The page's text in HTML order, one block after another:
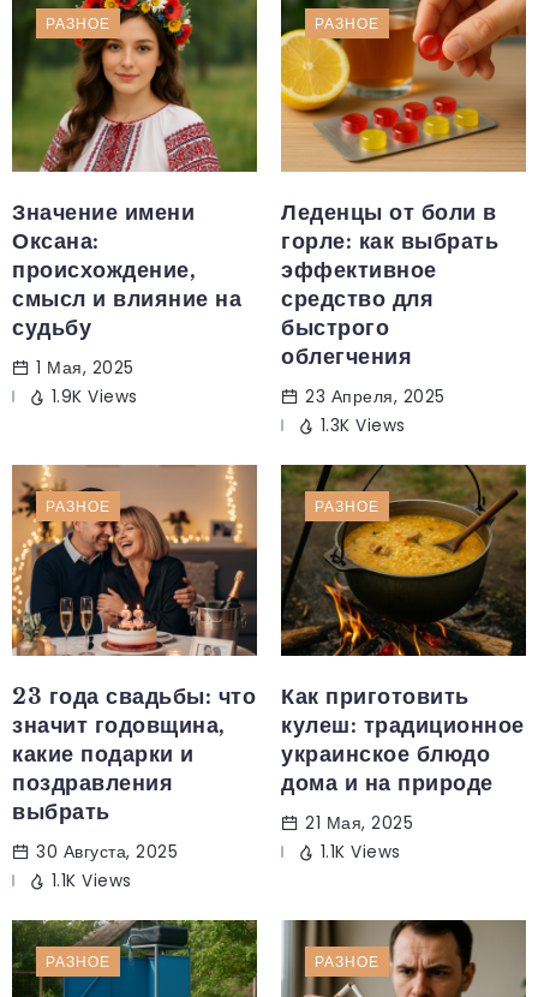
РАЗНОЕ
Значение имени
Оксана:
происхождение,
смысл и влияние на
судьбу
1 Мая, 2025
1.9K Views
РАЗНОЕ
Леденцы от боли в
горле: как выбрать
эффективное
средство для
быстрого
облегчения
23 Апреля, 2025
1.3K Views
РАЗНОЕ
23 года свадьбы: что
значит годовщина,
какие подарки и
поздравления
выбрать
30 Августа, 2025
1.1K Views
РАЗНОЕ
Как приготовить
кулеш: традиционное
украинское блюдо
дома и на природе
21 Мая, 2025
1.1K Views
РАЗНОЕ РАЗНОЕ